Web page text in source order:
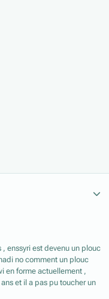
enssyri est devenu un plouc
no comment un plouc
en forme actuellement ,
et il a pas pu toucher un